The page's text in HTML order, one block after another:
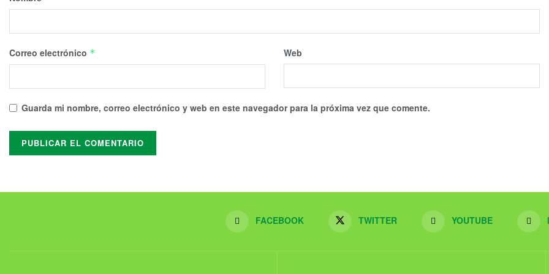
Correo electrónico * Web
Guarda mi nombre, correo electrónico y web en este navegador para la próxima vez que comente.
FACEBOOK TWITTER YOUTUBE